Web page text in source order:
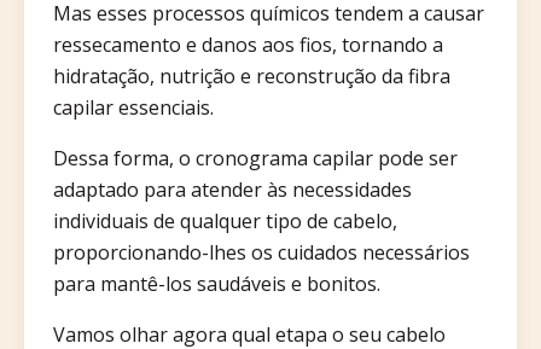
Mas esses processos químicos tendem a causar
ressecamento e danos aos fios, tornando a
hidratação, nutrição e reconstrução da fibra
capilar essenciais.
Dessa forma, o cronograma capilar pode ser
adaptado para atender às necessidades
individuais de qualquer tipo de cabelo,
proporcionando-lhes os cuidados necessários
para mantê-los saudáveis e bonitos.
Vamos olhar agora qual etapa o seu cabelo